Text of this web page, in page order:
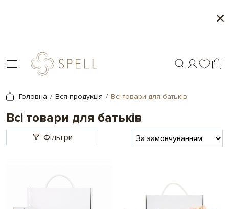
Головна Вся продукція Всі товари для батьків
Всі товари для батьків
Фільтри